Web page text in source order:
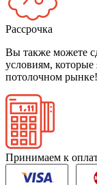
Рассрочка
Вы также можете
условиям,
потолочном рынке!
Принимаем к